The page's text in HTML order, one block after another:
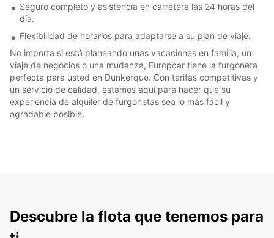
Seguro completo y asistencia en carretera las 24 horas del
día.
Flexibilidad de horarios para adaptarse a su plan de viaje.
No importa si está planeando unas vacaciones en familia, un
viaje de negocios o una mudanza, Europcar tiene la furgoneta
perfecta para usted en Dunkerque. Con tarifas competitivas y
un servicio de calidad, estamos aquí para hacer que su
experiencia de alquiler de furgonetas sea lo más fácil y
agradable posible.
Descubre la flota que tenemos para